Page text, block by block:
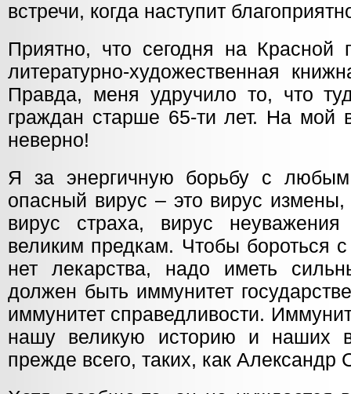
встречи, когда наступит
Приятно, что сегодня на Красной
литературно-художественная
Правда, меня удручило то, что
граждан старше 65-ти лет. На мой
неверно!
Я за энергичную борьбу с
опасный вирус – это вирус измены,
вирус страха, вирус
великим предкам. Чтобы бороться
нет лекарства, надо иметь
должен быть иммунитет
иммунитет справедливости.
нашу великую историю и наших
прежде всего, таких, как Александр